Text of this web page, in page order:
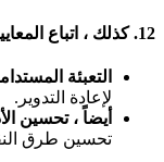
12. كذلك ، اتباع
التعبئة
لإعادة التدوير.
أيضاً ، تحسين
تحسين طرق